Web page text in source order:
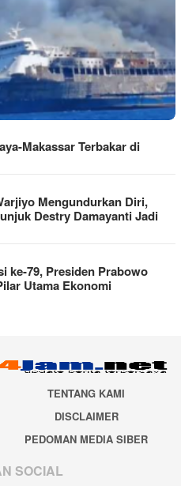
Makassar Terbakar di
Mengundurkan Diri,
Destry Damayanti Jadi
ke-79, Presiden Prabowo
Utama Ekonomi
TENTANG KAMI
DISCLAIMER
PEDOMAN MEDIA SIBER
SOCIAL